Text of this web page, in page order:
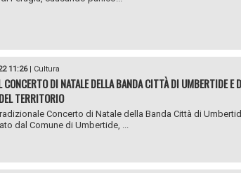
11:26| Cultura
DI NATALE DELLA BANDA CITTÀ DI UMBERTIDE E
TERRITORIO
Concerto di Natale della Banda Città di
dal Comune di Umbertide, ...